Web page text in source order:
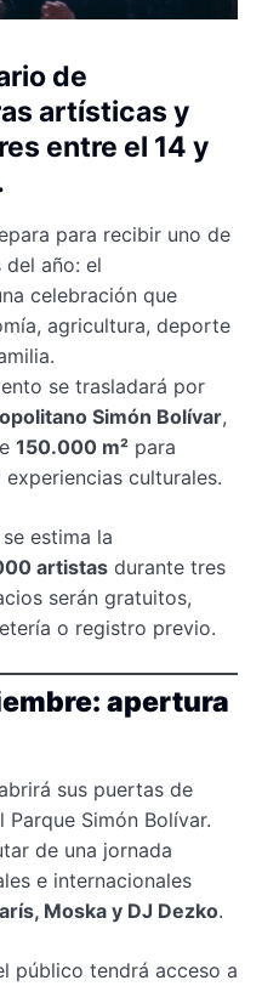
de
artísticas y
entre el 14 y
para recibir uno de
del año: el
celebración que
agricultura, deporte
se trasladará por
Simón Bolívar,
150.000 m² para
culturales.
estima la
artistas durante tres
serán gratuitos,
o registro previo.
apertura
sus puertas de
Parque Simón Bolívar.
de una jornada
e internacionales
Moska y DJ Dezko.
público tendrá acceso a